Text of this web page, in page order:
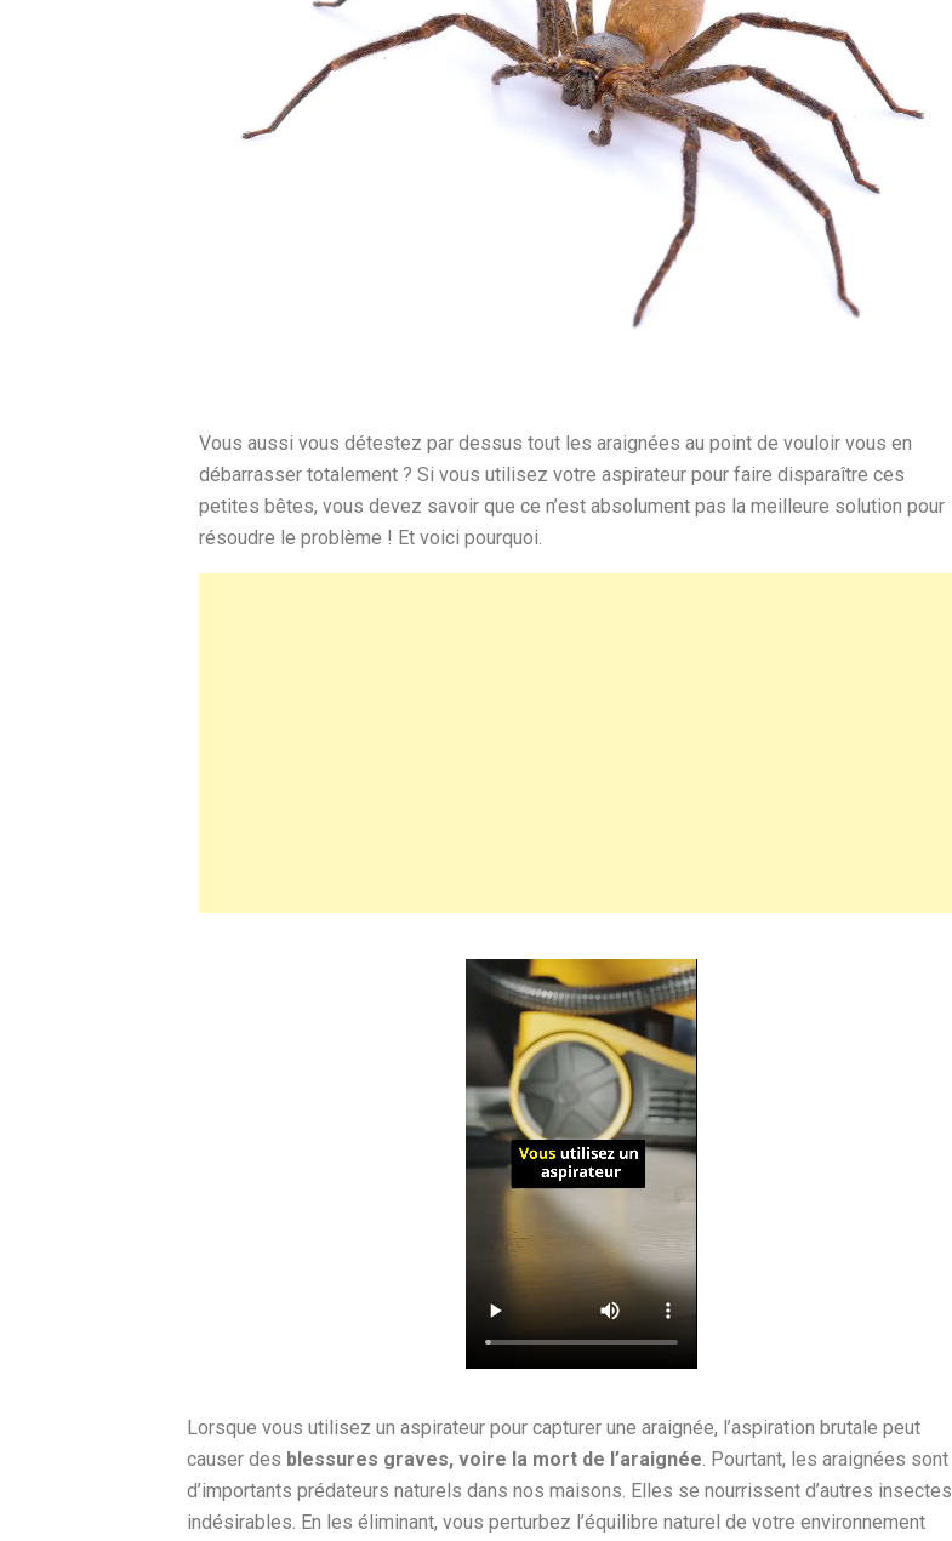
Vous aussi vous détestez par dessus tout les araignées au point de vouloir vous en
débarrasser totalement ? Si vous utilisez votre aspirateur pour faire disparaître ces
petites bêtes, vous devez savoir que ce n’est absolument pas la meilleure solution pour
résoudre le problème ! Et voici pourquoi.
Lorsque vous utilisez un aspirateur pour capturer une araignée, l’aspiration brutale peut
causer des blessures graves, voire la mort de l’araignée. Pourtant, les araignées sont
d’importants prédateurs naturels dans nos maisons. Elles se nourrissent d’autres insectes
indésirables. En les éliminant, vous perturbez l’équilibre naturel de votre environnement